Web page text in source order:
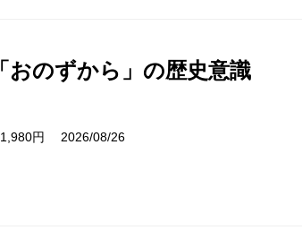
のずから」の歴史意識
円 2026/08/26